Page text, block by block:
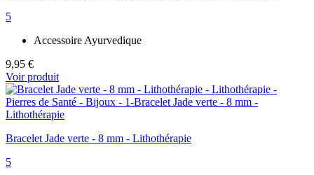
5
Accessoire Ayurvedique
9,95 €
Voir produit
Bracelet Jade verte - 8 mm - Lithothérapie
5